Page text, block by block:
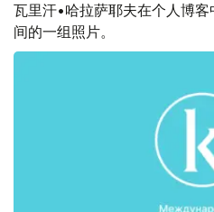
瓦里汗•哈拉萨耶夫在个人博
间的一组照片。